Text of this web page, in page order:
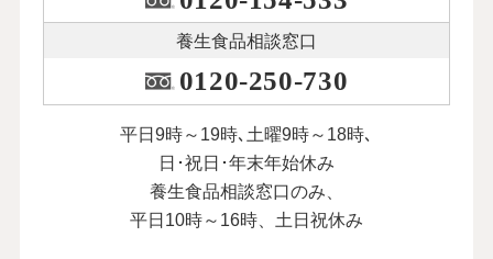
養生食品相談窓口
0120-250-730
平日9時～19時､土曜9時～18時､
日･祝日･年末年始休み
養生食品相談窓口のみ、
平日10時～16時、土日祝休み